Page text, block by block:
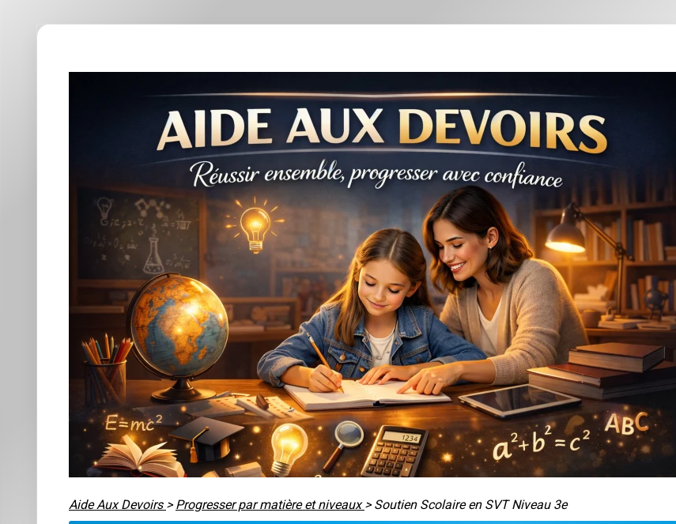
Aide Aux Devoirs > Progresser par matière et niveaux > Soutien Scolaire en SVT Niveau 3e